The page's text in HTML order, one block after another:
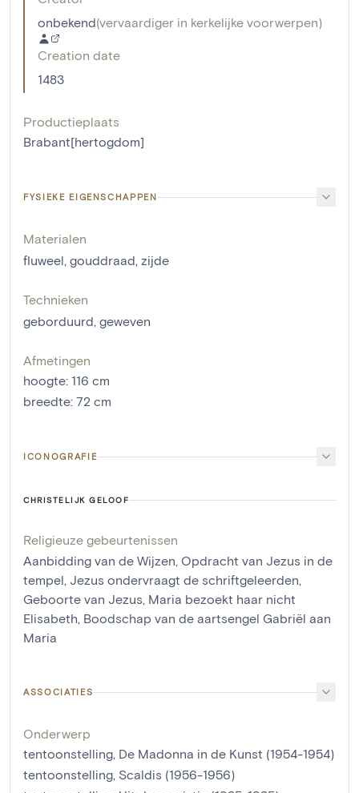
onbekend(vervaardiger in kerkelijke voorwerpen)
Creation date
1483
Productieplaats
Brabant[hertogdom]
FYSIEKE EIGENSCHAPPEN
Materialen
fluweel, gouddraad, zijde
Technieken
geborduurd, geweven
Afmetingen
hoogte: 116 cm
breedte: 72 cm
ICONOGRAFIE
CHRISTELIJK GELOOF
Religieuze gebeurtenissen
Aanbidding van de Wijzen, Opdracht van Jezus in de
tempel, Jezus ondervraagt de schriftgeleerden,
Geboorte van Jezus, Maria bezoekt haar nicht
Elisabeth, Boodschap van de aartsengel Gabriël aan
Maria
ASSOCIATIES
Onderwerp
tentoonstelling, De Madonna in de Kunst (1954-1954)
tentoonstelling, Scaldis (1956-1956)